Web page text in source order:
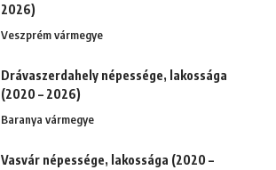
2026)
Veszprém vármegye
Drávaszerdahely népessége, lakossága
(2020 – 2026)
Baranya vármegye
Vasvár népessége, lakossága (2020 –